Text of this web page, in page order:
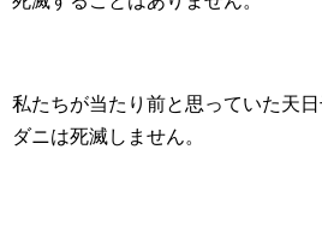
私たちが当たり前と思っていた天
ダニは死滅しません。